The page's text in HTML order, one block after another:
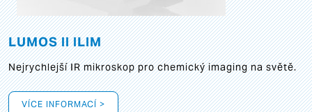
LUMOS II ILIM
Nejrychlejší IR mikroskop pro chemický imaging na světě.
VÍCE INFORMACÍ >